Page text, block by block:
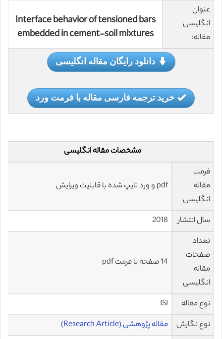
عنوان
انگلیسی
مقاله:
Interface behavior of tensioned bars
embedded in cement-soil mixtures
دانلود رایگان مقاله انگلیسی
خرید ترجمه فارسی مقاله با فرمت ورد
مشخصات مقاله انگلیسی
فرمت
مقاله
انگلیسی
pdf و ورد تایپ شده با قابلیت ویرایش
سال انتشار
2018
تعداد
صفحات
مقاله
انگلیسی
14 صفحه با فرمت pdf
نوع مقاله
ISI
نوع نگارش
مقاله پژوهشی (Research Article)